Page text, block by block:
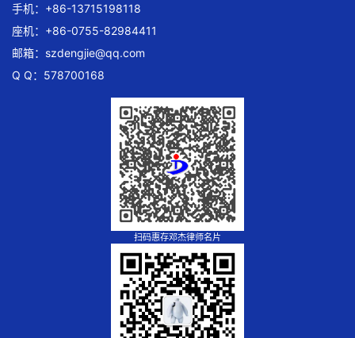
手机：+86-13715198118
座机：+86-0755-82984411
邮箱： szdengjie@qq.com
Q Q：578700168
扫码惠存邓杰律师名片